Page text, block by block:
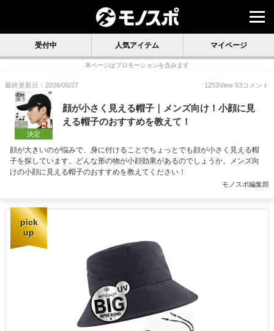
受付中 人気アイテム マイページ
本ページはプロモーションを含みます
最終更新日：2026/06/27 1253View 53コメント
決定
顔が小さく見える帽子｜メンズ向け！小顔に見
える帽子のおすすめを教えて！
顔が大きいのが悩みで、身に付けることでちょっとでも顔が小さく見える帽
子を探しています。どんな形の物が小顔効果があるのでしょうか。メンズ向
けの小顔に見える帽子のおすすめを教えてください！
モノスポ編集部
pick
up